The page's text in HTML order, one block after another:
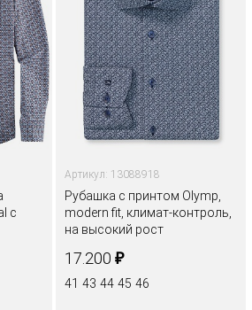
с
Артикул: 13088918
Рубашка с принтом Olymp,
modern fit, климат-контроль,
на высокий рост
17.200 ₽
41 43 44 45 46